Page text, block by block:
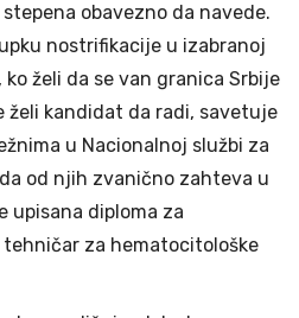
obavezno da navede.
nostrifikacije u izabranoj
želi da se van granica Srbije
želi kandidat da radi, savetuje
u Nacionalnoj službi za
od njih zvanično zahteva u
upisana diploma za
za hematocitološke